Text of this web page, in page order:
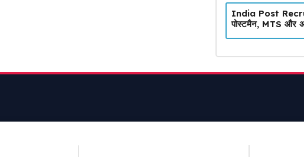
India Post
पोस्टमैन, MTS और